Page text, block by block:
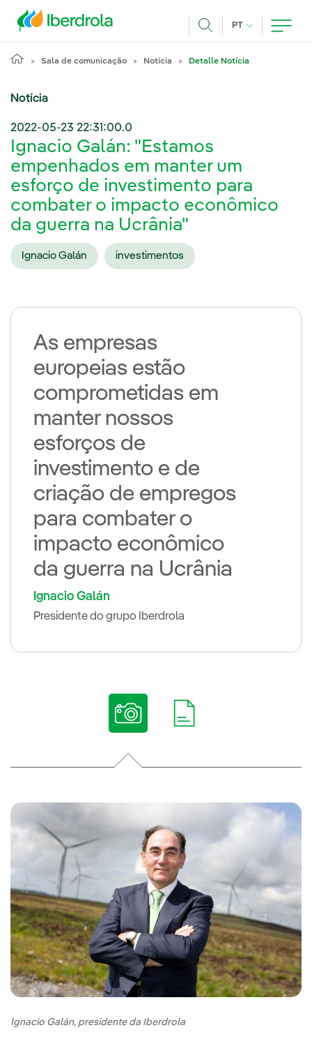
PT IDIOMA ATUAL,
Sala de comunicação Notícia Detalle Notícia
Notícia
2022-05-23 22:31:00.0
Ignacio Galán: "Estamos
empenhados em manter um
esforço de investimento para
combater o impacto econômico
da guerra na Ucrânia"
Ignacio Galán investimentos
As empresas
europeias estão
comprometidas em
manter nossos
esforços de
investimento e de
criação de empregos
para combater o
impacto econômico
da guerra na Ucrânia
Ignacio Galán
Presidente do grupo Iberdrola
Ignacio Galán, presidente da Iberdrola